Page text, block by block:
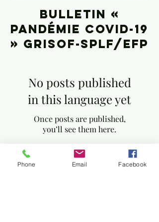
Bulletin «
Pandémie covid-19
» GRISOF-SPLF/EFp
No posts published
in this language yet
Once posts are published,
you’ll see them here.
Phone Email Facebook